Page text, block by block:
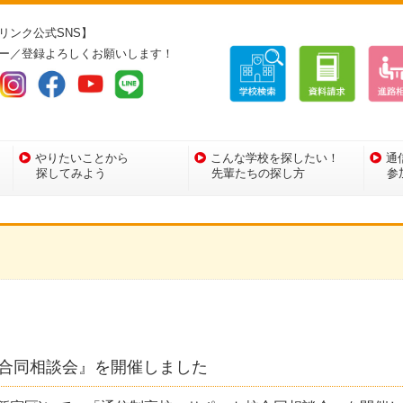
ンク公式SNS】
／登録よろしくお願いします！
やりたいことから
探してみよう
こんな学校を探したい！
先輩たちの探し方
通
参
同相談会』を開催しました